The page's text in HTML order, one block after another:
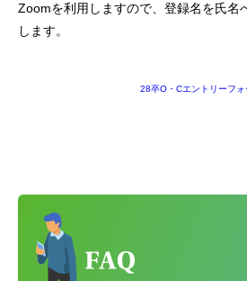
Zoomを利用しますので、登録名を氏名
します。
28卒O・Cエントリーフォ